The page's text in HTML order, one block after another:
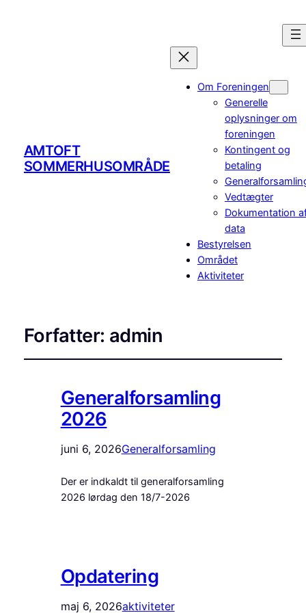
AMTOFT
SOMMERHUSOMRÅDE
Om Foreningen
Generelle
oplysninger om
foreningen
Kontingent og
betaling
Vedtægter
Dokumentation
data
Bestyrelsen
Området
Aktiviteter
Forfatter: admin
Generalforsamling
2026
juni 6, 2026Generalforsamling
Der er indkaldt til generalforsamling
2026 lørdag den 18/7-2026
Opdatering
maj 6, 2026aktiviteter